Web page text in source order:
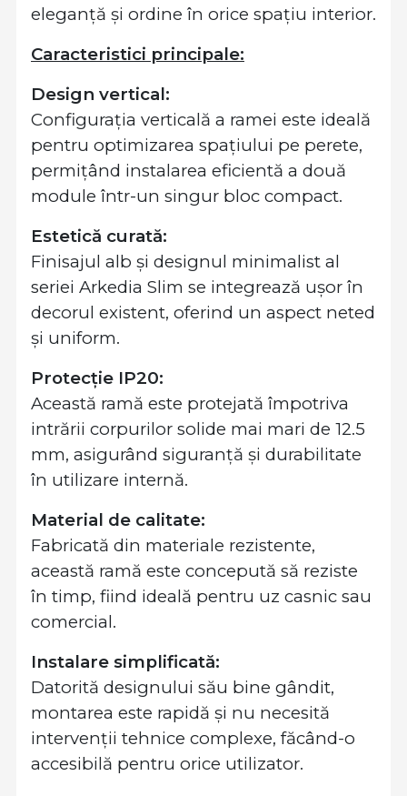
eleganță și ordine în orice spațiu interior.
Caracteristici principale:
Design vertical:
Configurația verticală a ramei este ideală
pentru optimizarea spațiului pe perete,
permițând instalarea eficientă a două
module într-un singur bloc compact.
Estetică curată:
Finisajul alb și designul minimalist al
seriei Arkedia Slim se integrează ușor în
decorul existent, oferind un aspect neted
și uniform.
Protecție IP20:
Această ramă este protejată împotriva
intrării corpurilor solide mai mari de 12.5
mm, asigurând siguranță și durabilitate
în utilizare internă.
Material de calitate:
Fabricată din materiale rezistente,
această ramă este concepută să reziste
în timp, fiind ideală pentru uz casnic sau
comercial.
Instalare simplificată:
Datorită designului său bine gândit,
montarea este rapidă și nu necesită
intervenții tehnice complexe, făcând-o
accesibilă pentru orice utilizator.